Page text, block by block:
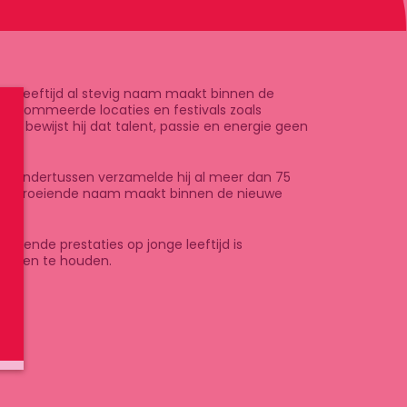
leeftijd al stevig naam maakt binnen de
locaties en festivals zoals
bewijst hij dat talent, passie en energie geen
ondertussen verzamelde hij al meer dan 75
groeiende naam maakt binnen de nieuwe
prestaties op jonge leeftijd is
te houden.